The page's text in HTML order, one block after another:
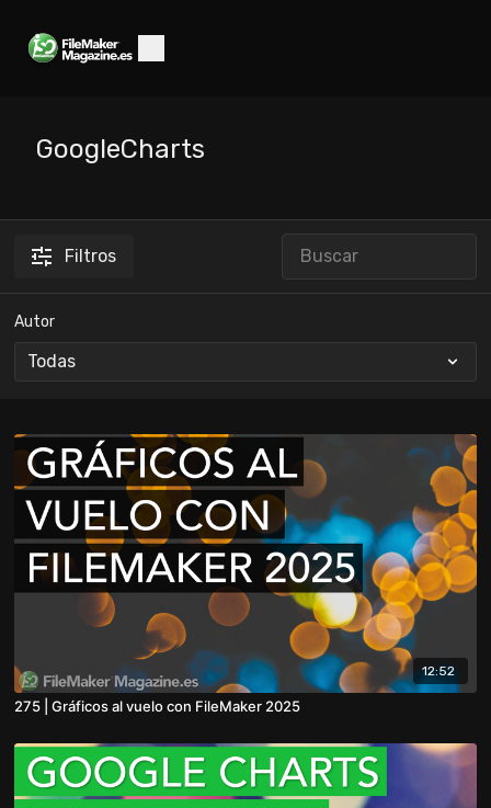
GoogleCharts
Filtros
Autor
12:52
275 | Gráficos al vuelo con FileMaker 2025